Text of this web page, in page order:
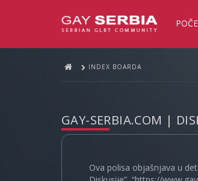
INDEX BOARDA
GAY-SERBIA.COM |
Ova polisa objašnjava u